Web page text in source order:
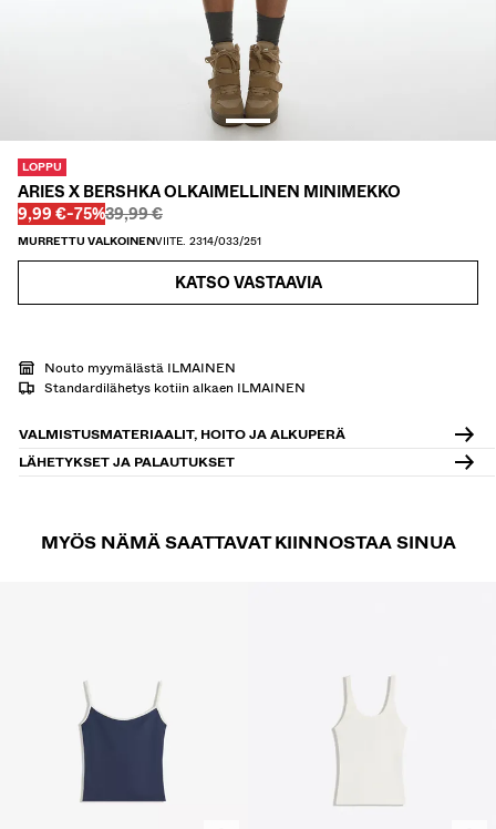
LOPPU
ARIES X BERSHKA OLKAIMELLINEN MINIMEKKO
ALENNETTU HINTA
9,99 €ALENNUS
-75%Ennen
39,99 €
Ennen
MURRETTU VALKOINENVIITE. 2314/033/251
KATSO VASTAAVIA
Nouto myymälästä ILMAINEN
Standardilähetys kotiin alkaen ILMAINEN
VALMISTUSMATERIAALIT, HOITO JA ALKUPERÄ
LÄHETYKSET JA PALAUTUKSET
MYÖS NÄMÄ SAATTAVAT KIINNOSTAA SINUA
VIIMEISET PÄIVÄT
SELLERS
LAHJAKORTTI NEWSLETTER OHJEET